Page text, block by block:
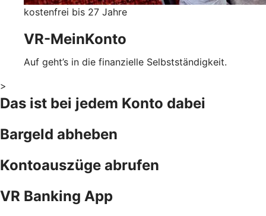
kostenfrei bis 27 Jahre
VR-MeinKonto
Auf geht’s in die finanzielle Selbstständigkeit.
>
Das ist bei jedem Konto dabei
Bargeld abheben
Kontoauszüge abrufen
VR Banking App